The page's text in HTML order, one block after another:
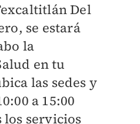
Del
se estará
la
en tu
las sedes y
a 15:00
los servicios